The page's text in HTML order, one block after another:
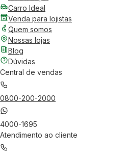
Carro Ideal
Venda para lojistas
Quem somos
Nossas lojas
Blog
Dúvidas
Central de vendas
0800-200-2000
4000-1695
Atendimento ao cliente